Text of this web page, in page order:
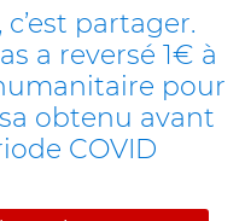
c’est partager.
a reversé 1€ à
pour
obtenu avant
COVID